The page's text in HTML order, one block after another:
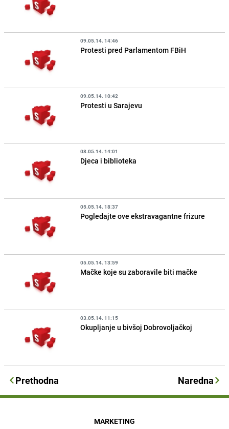
09.05.14. 14:46
Protesti pred Parlamentom FBiH
09.05.14. 10:42
Protesti u Sarajevu
08.05.14. 14:01
Djeca i biblioteka
05.05.14. 18:37
Pogledajte ove ekstravagantne frizure
05.05.14. 13:59
Mačke koje su zaboravile biti mačke
03.05.14. 11:15
Okupljanje u bivšoj Dobrovoljačkoj
Prethodna Naredna
MARKETING